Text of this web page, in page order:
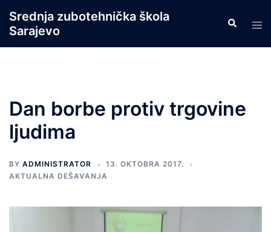
content
Srednja zubotehnička škola
Sarajevo
Search
Dan borbe protiv trgovine
ljudima
BY ADMINISTRATOR
13. OKTOBRA 2017.
AKTUALNA DEŠAVANJA